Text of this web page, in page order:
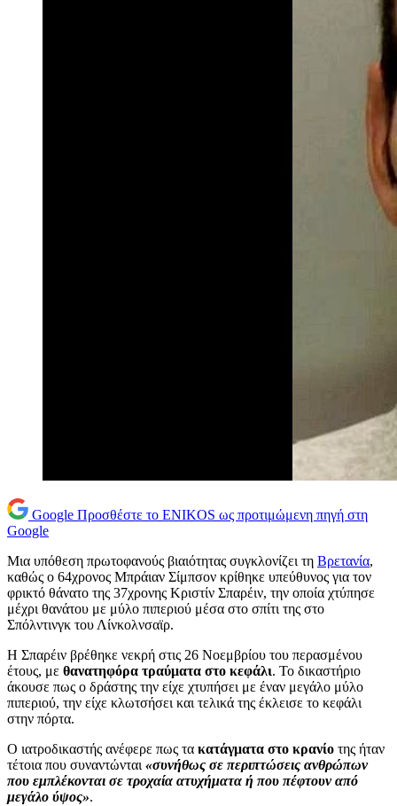
Google Προσθέστε το ENIKOS ως προτιμώμενη πηγή στη
Google
Μια υπόθεση πρωτοφανούς βιαιότητας συγκλονίζει τη Βρετανία,
καθώς ο 64χρονος Μπράιαν Σίμπσον κρίθηκε υπεύθυνος για τον
φρικτό θάνατο της 37χρονης Κριστίν Σπαρέιν, την οποία χτύπησε
μέχρι θανάτου με μύλο πιπεριού μέσα στο σπίτι της στο
Σπόλντινγκ του Λίνκολνσαϊρ.
Η Σπαρέιν βρέθηκε νεκρή στις 26 Νοεμβρίου του περασμένου
έτους, με θανατηφόρα τραύματα στο κεφάλι. Το δικαστήριο
άκουσε πως ο δράστης την είχε χτυπήσει με έναν μεγάλο μύλο
πιπεριού, την είχε κλωτσήσει και τελικά της έκλεισε το κεφάλι
στην πόρτα.
Ο ιατροδικαστής ανέφερε πως τα κατάγματα στο κρανίο της ήταν
τέτοια που συναντώνται «συνήθως σε περιπτώσεις ανθρώπων
που εμπλέκονται σε τροχαία ατυχήματα ή που πέφτουν από
μεγάλο ύψος».